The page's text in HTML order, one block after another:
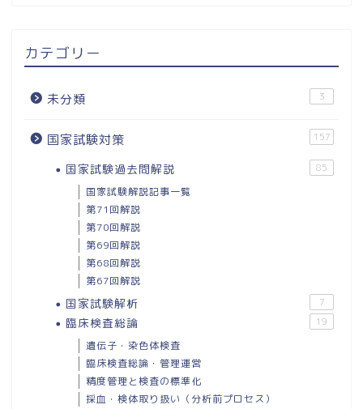
カテゴリー
未分類 3
国家試験対策 157
国家試験過去問解説 85
国家試験解説記事一覧
第71回解説
第70回解説
第69回解説
第68回解説
第67回解説
国家試験解析 7
臨床検査総論 19
遺伝子・染色体検査
臨床検査総論・管理運営
精度管理と検査の標準化
採血・検体取り扱い（分析前プロセス）